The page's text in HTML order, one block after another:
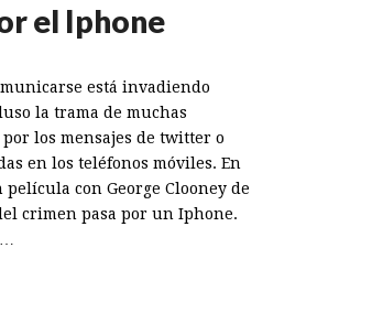
el Iphone
está invadiendo
la trama de muchas
los mensajes de twitter o
en los teléfonos móviles. En
con George Clooney de
crimen pasa por un Iphone.